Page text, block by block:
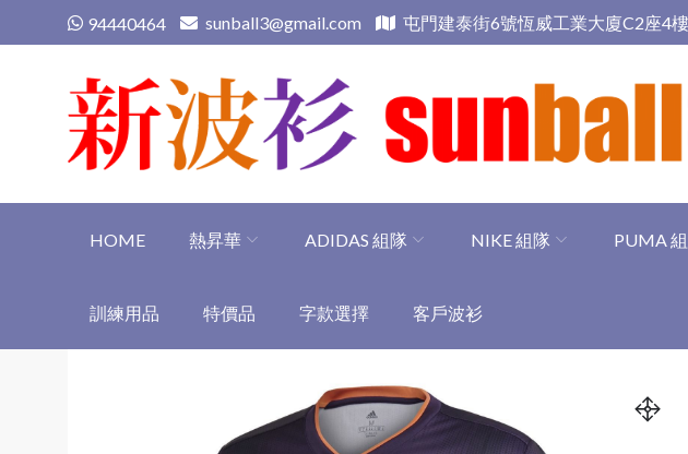
to
94440464 sunball3@gmail.com 屯門建泰街6號恆威工業大廈C2座4
HOME 熱昇華 ADIDAS 組隊 NIKE 組隊 PUMA
訓練用品 特價品 字款選擇 客戶波衫